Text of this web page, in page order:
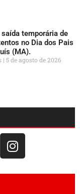
temporária de
no Dia dos Pais
(MA).
5 de agosto de 2026